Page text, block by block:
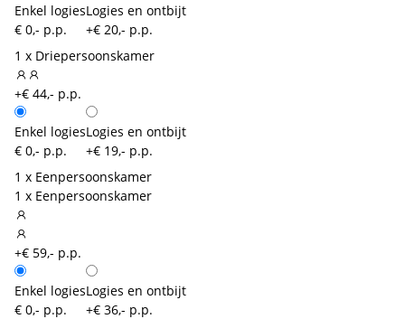
Enkel logies
€ 0,- p.p.
Logies en ontbijt
+€ 20,- p.p.
1 x Driepersoonskamer
+€ 44,- p.p.
Enkel logies
€ 0,- p.p.
Logies en ontbijt
+€ 19,- p.p.
1 x Eenpersoonskamer
1 x Eenpersoonskamer
+€ 59,- p.p.
Enkel logies
€ 0,- p.p.
Logies en ontbijt
+€ 36,- p.p.